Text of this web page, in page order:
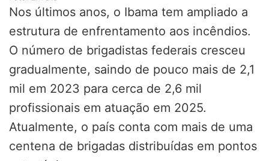
Nos últimos anos, o Ibama tem ampliado a
estrutura de enfrentamento aos incêndios.
O número de brigadistas federais cresceu
gradualmente, saindo de pouco mais de 2,1
mil em 2023 para cerca de 2,6 mil
profissionais em atuação em 2025.
Atualmente, o país conta com mais de uma
centena de brigadas distribuídas em pontos